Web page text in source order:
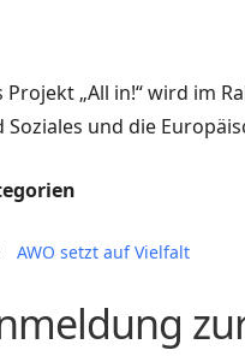
Projekt „All in!“ wird im
Soziales und die
AWO setzt auf Vielfalt